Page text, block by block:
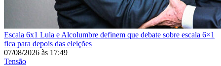
Escala 6x1 Lula e Alcolumbre definem que debate sobre escala 6×1
fica para depois das eleições
07/08/2026 às 17:49
Tensão